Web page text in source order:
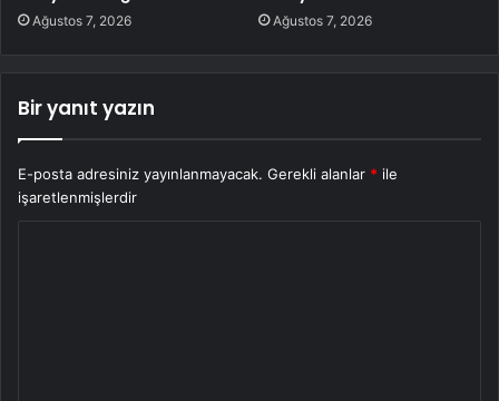
Ağustos 7, 2026 Ağustos 7, 2026
Bir yanıt yazın
E-posta adresiniz yayınlanmayacak. Gerekli alanlar * ile
işaretlenmişlerdir